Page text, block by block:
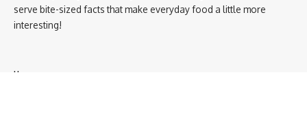
serve bite-sized facts that make everyday food a little more
interesting!
Home